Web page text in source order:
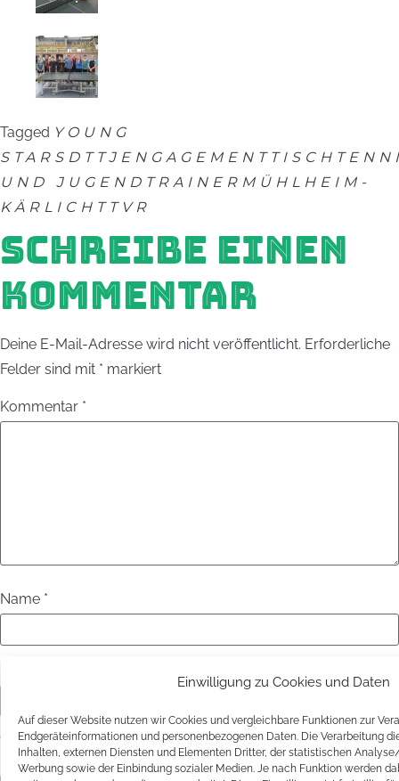
Einwilligung zu Cookies und Daten
Auf dieser Website nutzen wir Cookies und vergleichbare Funktionen zur
Endgeräteinformationen und personenbezogenen Daten. Die Verarbeitung
Inhalten, externen Diensten und Elementen Dritter, der statistischen
Werbung sowie der Einbindung sozialer Medien. Je nach Funktion werden
Tagged YOUNG
STARS DTTJ ENGAGEMENT
UND JUGENDTRAINER MÜHLHEIM-
KÄRLICH TTVR
SCHREIBE EINEN
KOMMENTAR
Deine E-Mail-Adresse wird nicht veröffentlicht. Erforderliche
Felder sind mit * markiert
Kommentar *
Name *
Website